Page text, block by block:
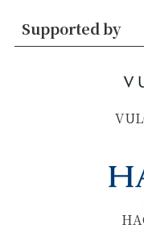
Supported by